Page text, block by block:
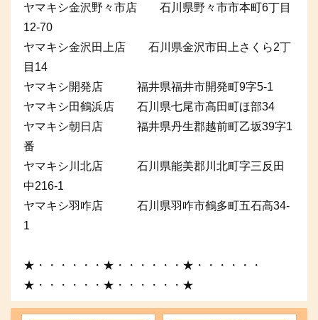
ヤマキシ金沢野々市店 石川県野々市市本町6丁目
12-70
ヤマキシ金沢田上店 石川県金沢市田上さくら2丁
目14
ヤマキシ開発店 福井県福井市開発町9字5-1
ヤマキシ田鶴浜店 石川県七尾市高田町ほ部34
ヤマキシ朝日店 福井県丹生郡越前町乙坂39字1
番
ヤマキシ川北店 石川県能美郡川北町字三反田
中216-1
ヤマキシ羽咋店 石川県羽咋市鶴多町五石高34-
1
★・・・・・・★・・・・・・★・・・・・・
★・・・・・・★・・・・・・★